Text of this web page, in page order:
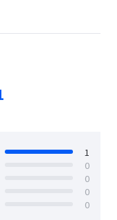
천 남구
1
0
0
0
0